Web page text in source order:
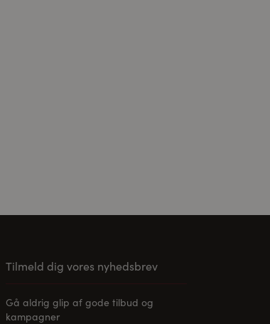
Tilmeld dig vores nyhedsbrev
Gå aldrig glip af gode tilbud og
kampagner